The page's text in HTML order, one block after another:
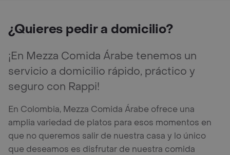
¿Quieres pedir a domicilio?
¡En Mezza Comida Árabe tenemos un
servicio a domicilio rápido, práctico y
seguro con Rappi!
En Colombia, Mezza Comida Árabe ofrece una
amplia variedad de platos para esos momentos en
que no queremos salir de nuestra casa y lo único
que deseamos es disfrutar de nuestra comida